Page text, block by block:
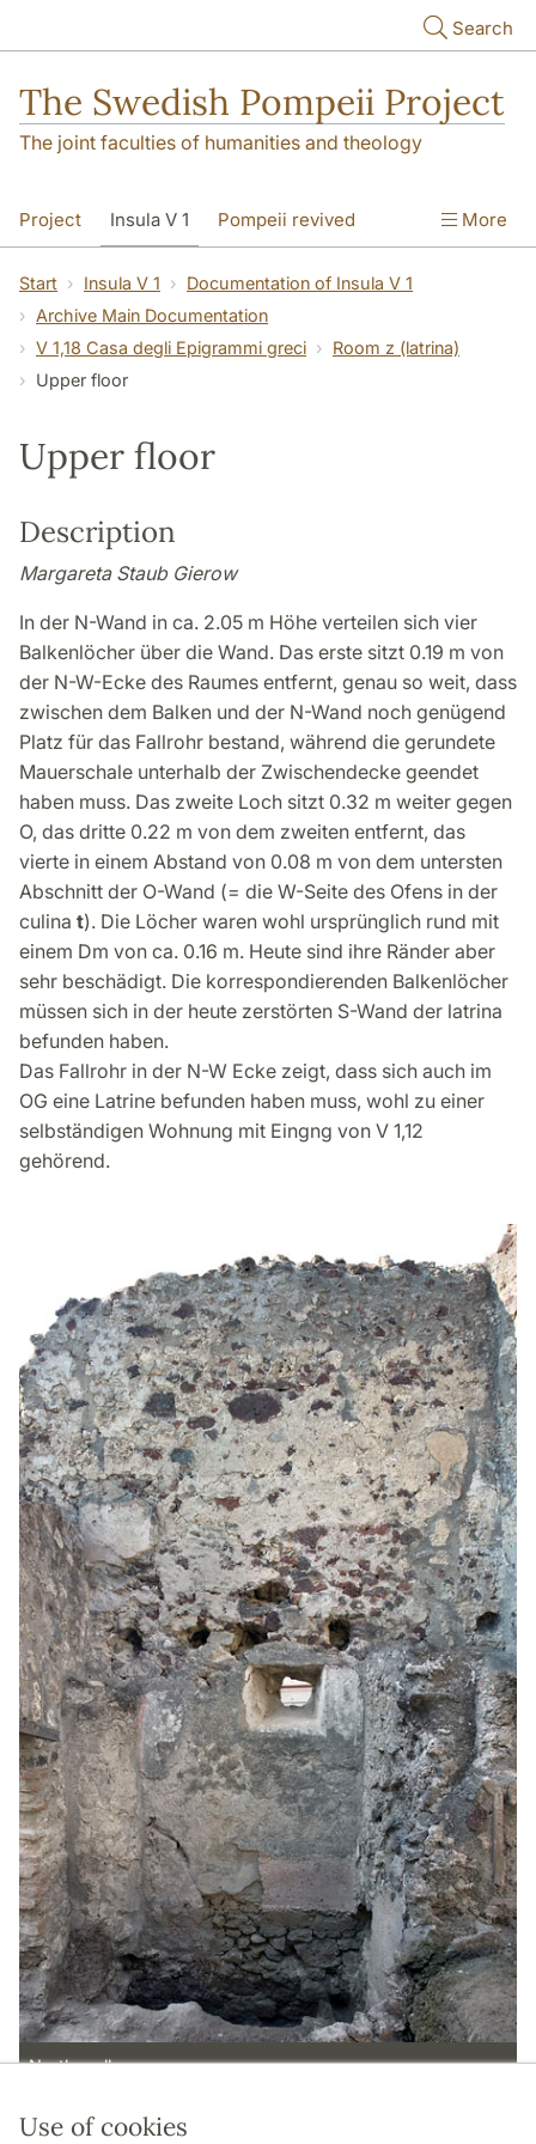
Use of cookies
Search
The Swedish Pompeii Project
The joint faculties of humanities and theology
Project Insula V 1 Pompeii revived More
Start Insula V 1
Documentation of Insula V 1
Archive Main Documentation
V 1,18 Casa degli Epigrammi greci
Room z (latrina)
Upper floor
Upper floor
Description
Margareta Staub Gierow
In der N-Wand in ca. 2.05 m Höhe verteilen sich vier
Balkenlöcher über die Wand. Das erste sitzt 0.19 m von
der N-W-Ecke des Raumes entfernt, genau so weit, dass
zwischen dem Balken und der N-Wand noch genügend
Platz für das Fallrohr bestand, während die gerundete
Mauerschale unterhalb der Zwischendecke geendet
haben muss. Das zweite Loch sitzt 0.32 m weiter gegen
O, das dritte 0.22 m von dem zweiten entfernt, das
vierte in einem Abstand von 0.08 m von dem untersten
Abschnitt der O-Wand (= die W-Seite des Ofens in der
culina t). Die Löcher waren wohl ursprünglich rund mit
einem Dm von ca. 0.16 m. Heute sind ihre Ränder aber
sehr beschädigt. Die korrespondierenden Balkenlöcher
müssen sich in der heute zerstörten S-Wand der latrina
befunden haben.
Das Fallrohr in der N-W Ecke zeigt, dass sich auch im
OG eine Latrine befunden haben muss, wohl zu einer
selbständigen Wohnung mit Eingng von V 1,12
gehörend.
North wall